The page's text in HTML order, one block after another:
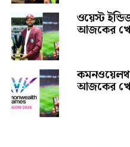
ওয়েস্ট
আজকের
কমনওয়েলথ
আজকের